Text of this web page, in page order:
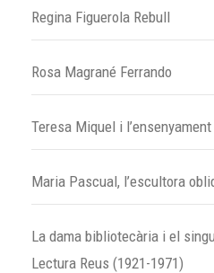
Regina Figuerola Rebull
Rosa Magrané Ferrando
Teresa Miquel i
Maria Pascual, l’escultora
La dama bibliotecària i el
Lectura Reus (1921-1971)